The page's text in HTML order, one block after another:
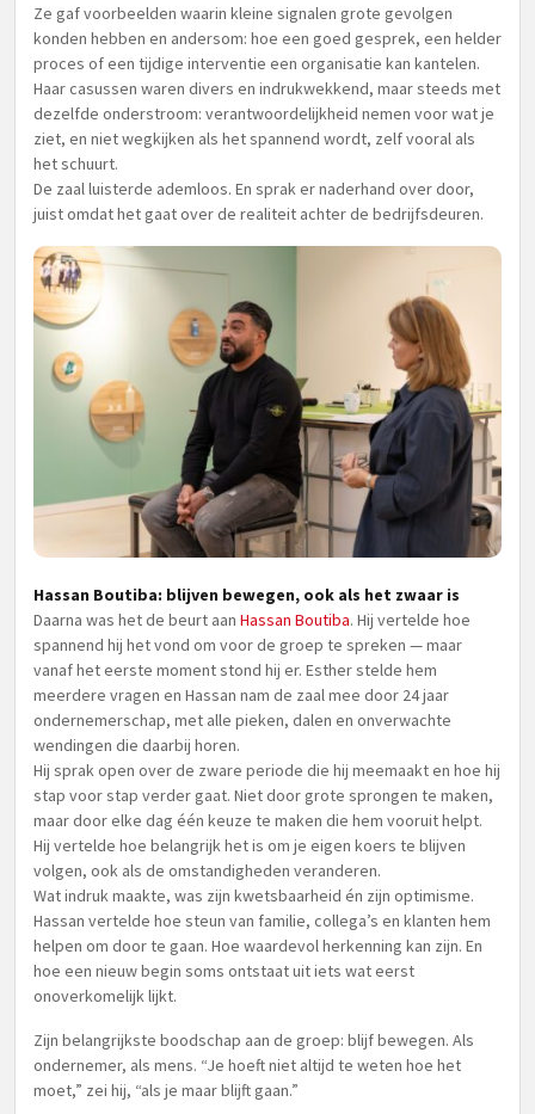
Ze gaf voorbeelden waarin kleine signalen grote gevolgen
konden hebben en andersom: hoe een goed gesprek, een helder
proces of een tijdige interventie een organisatie kan kantelen.
Haar casussen waren divers en indrukwekkend, maar steeds met
dezelfde onderstroom: verantwoordelijkheid nemen voor wat je
ziet, en niet wegkijken als het spannend wordt, zelf vooral als
het schuurt.
De zaal luisterde ademloos. En sprak er naderhand over door,
juist omdat het gaat over de realiteit achter de bedrijfsdeuren.
Hassan Boutiba: blijven bewegen, ook als het zwaar is
Daarna was het de beurt aan Hassan Boutiba. Hij vertelde hoe
spannend hij het vond om voor de groep te spreken — maar
vanaf het eerste moment stond hij er. Esther stelde hem
meerdere vragen en Hassan nam de zaal mee door 24 jaar
ondernemerschap, met alle pieken, dalen en onverwachte
wendingen die daarbij horen.
Hij sprak open over de zware periode die hij meemaakt en hoe hij
stap voor stap verder gaat. Niet door grote sprongen te maken,
maar door elke dag één keuze te maken die hem vooruit helpt.
Hij vertelde hoe belangrijk het is om je eigen koers te blijven
volgen, ook als de omstandigheden veranderen.
Wat indruk maakte, was zijn kwetsbaarheid én zijn optimisme.
Hassan vertelde hoe steun van familie, collega’s en klanten hem
helpen om door te gaan. Hoe waardevol herkenning kan zijn. En
hoe een nieuw begin soms ontstaat uit iets wat eerst
onoverkomelijk lijkt.
Zijn belangrijkste boodschap aan de groep: blijf bewegen. Als
ondernemer, als mens. “Je hoeft niet altijd te weten hoe het
moet,” zei hij, “als je maar blijft gaan.”